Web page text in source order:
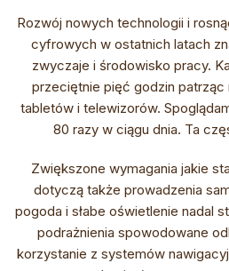
Rozwój nowych technologii i
cyfrowych w ostatnich latach
zwyczaje i środowisko pracy.
przeciętnie pięć godzin patrząc
tabletów i telewizorów.
80 razy w ciągu dnia. Ta
Zwiększone wymagania jakie
dotyczą także prowadzenia
pogoda i słabe oświetlenie nadal
podrażnienia spowodowane
korzystanie z systemów